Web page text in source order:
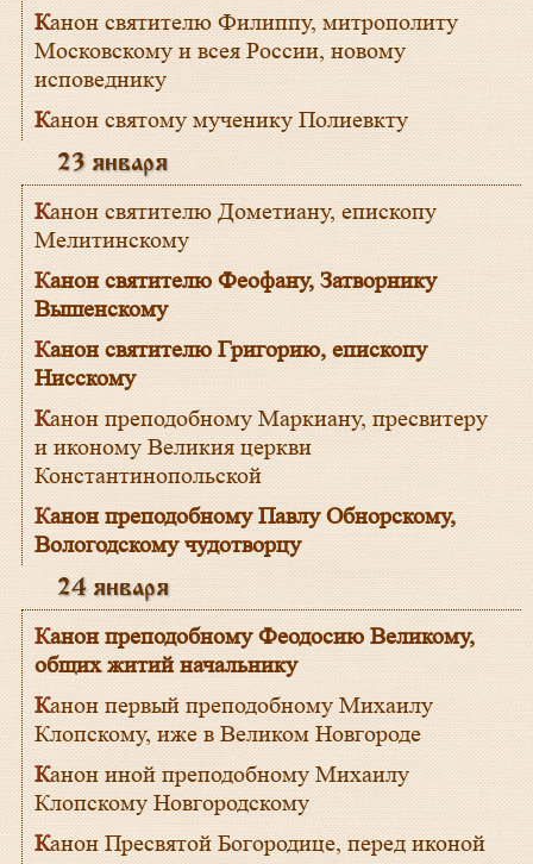
Канон святителю Филиппу, митрополиту
Московскому и всея России, новому
исповеднику
Канон святому мученику Полиевкту
23 января
Канон святителю Дометиану, епископу
Мелитинскому
Канон святителю Феофану, Затворнику
Вышенскому
Канон святителю Григорию, епископу
Нисскому
Канон преподобному Маркиану, пресвитеру
и иконому Великия церкви
Константинопольской
Канон преподобному Павлу Обнорскому,
Вологодскому чудотворцу
24 января
Канон преподобному Феодосию Великому,
общих житий начальнику
Канон первый преподобному Михаилу
Клопскому, иже в Великом Новгороде
Канон иной преподобному Михаилу
Клопскому Новгородскому
Канон Пресвятой Богородице, перед иконой